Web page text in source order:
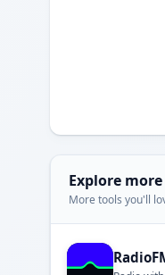
Explore more
More tools you'll